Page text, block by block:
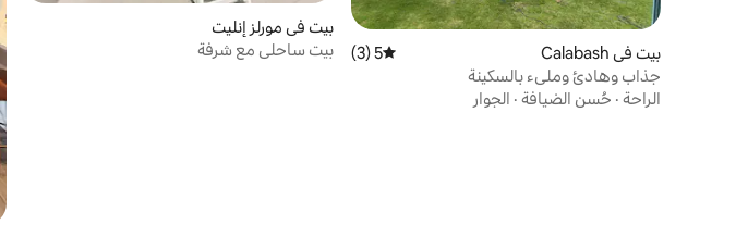
بيت في Calabash متوسط التقييم 5 من 5، 3 مراجعات
5 (3)
جذاب وهادئ ومليء بالسكينة
الراحة · حُسن الضيافة · الجوار
بيت في مورلز إنليت
بيت ساحلي مع شرفة